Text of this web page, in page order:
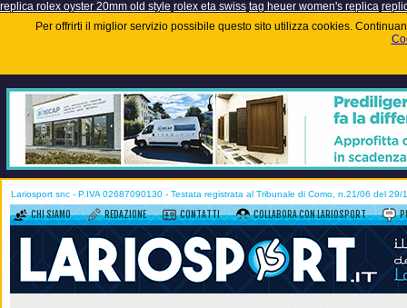
replica rolex oyster 20mm old style rolex eta swiss tag heuer women's replica
Per offrirti il miglior servizio possibile questo sito utilizza cookies.
Lariosport snc - P.IVA 02687090130 - Testata registrata al Tribunale di Como, n.21/06 del 29/
CHI SIAMO REDAZIONE CONTATTI COLLABORA CON LARIOSPORT